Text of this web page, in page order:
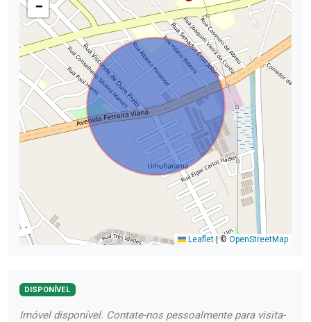
−
Leaflet |© OpenStreetMap
DISPONÍVEL
Imóvel disponível. Contate-nos pessoalmente para visita-